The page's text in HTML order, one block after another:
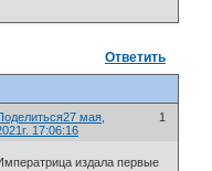
Ответить
1
27 мая,
17:06:16
издала первые